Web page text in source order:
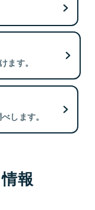
ます。
します。
報